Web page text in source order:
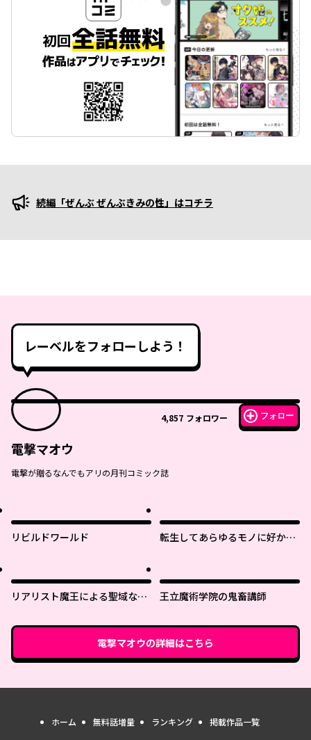
プロモーション
続編「ぜんぶ ぜんぶきみの性」はコチラ
レーベルをフォローしよう！
4,857 フォロワー フォロー
電撃マオウ
電撃が贈るなんでもアリの月刊コミック誌
リビルドワールド
転生してあらゆるモノに好かれ
リアリスト魔王による聖域なき
王立魔術学院の鬼畜講師
電撃マオウの詳細はこちら
ホーム 無料話増量 ランキング 掲載作品一覧